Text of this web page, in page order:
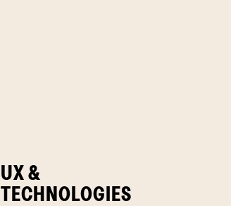
UX &
TECHNOLOGIES